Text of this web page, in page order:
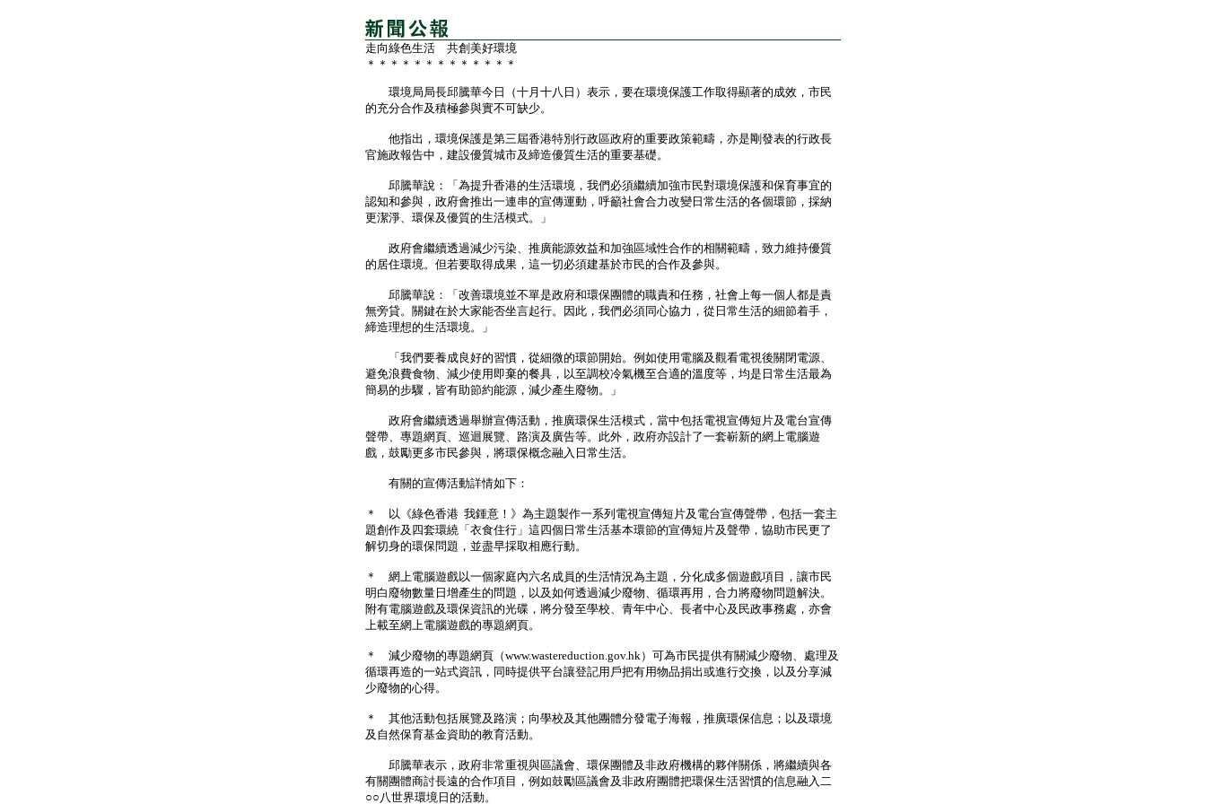
走向綠色生活 共創美好環境
＊＊＊＊＊＊＊＊＊＊＊＊＊
環境局局長邱騰華今日（十月十八日）表示，要在環境保護工作取得顯著的成效，市民
的充分合作及積極參與實不可缺少。
他指出，環境保護是第三屆香港特別行政區政府的重要政策範疇，亦是剛發表的行政長
官施政報告中，建設優質城市及締造優質生活的重要基礎。
邱騰華說：「為提升香港的生活環境，我們必須繼續加強市民對環境保護和保育事宜的
認知和參與，政府會推出一連串的宣傳運動，呼籲社會合力改變日常生活的各個環節，採納
更潔淨、環保及優質的生活模式。」
政府會繼續透過減少污染、推廣能源效益和加強區域性合作的相關範疇，致力維持優質
的居住環境。但若要取得成果，這一切必須建基於市民的合作及參與。
邱騰華說：「改善環境並不單是政府和環保團體的職責和任務，社會上每一個人都是責
無旁貸。關鍵在於大家能否坐言起行。因此，我們必須同心協力，從日常生活的細節着手，
締造理想的生活環境。」
「我們要養成良好的習慣，從細微的環節開始。例如使用電腦及觀看電視後關閉電源、
避免浪費食物、減少使用即棄的餐具，以至調校冷氣機至合適的溫度等，均是日常生活最為
簡易的步驟，皆有助節約能源，減少產生廢物。」
政府會繼續透過舉辦宣傳活動，推廣環保生活模式，當中包括電視宣傳短片及電台宣傳
聲帶、專題網頁、巡迴展覽、路演及廣告等。此外，政府亦設計了一套嶄新的網上電腦遊
戲，鼓勵更多市民參與，將環保概念融入日常生活。
有關的宣傳活動詳情如下：
＊ 以《綠色香港 我鍾意！》為主題製作一系列電視宣傳短片及電台宣傳聲帶，包括一套主
題創作及四套環繞「衣食住行」這四個日常生活基本環節的宣傳短片及聲帶，協助市民更了
解切身的環保問題，並盡早採取相應行動。
＊ 網上電腦遊戲以一個家庭內六名成員的生活情況為主題，分化成多個遊戲項目，讓市民
明白廢物數量日增產生的問題，以及如何透過減少廢物、循環再用，合力將廢物問題解決。
附有電腦遊戲及環保資訊的光碟，將分發至學校、青年中心、長者中心及民政事務處，亦會
上載至網上電腦遊戲的專題網頁。
＊ 減少廢物的專題網頁（www.wastereduction.gov.hk）可為市民提供有關減少廢物、處理及
循環再造的一站式資訊，同時提供平台讓登記用戶把有用物品捐出或進行交換，以及分享減
少廢物的心得。
＊ 其他活動包括展覽及路演；向學校及其他團體分發電子海報，推廣環保信息；以及環境
及自然保育基金資助的教育活動。
邱騰華表示，政府非常重視與區議會、環保團體及非政府機構的夥伴關係，將繼續與各
有關團體商討長遠的合作項目，例如鼓勵區議會及非政府團體把環保生活習慣的信息融入二
○○八世界環境日的活動。